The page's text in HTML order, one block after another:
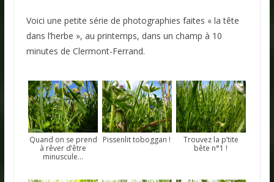
Voici une petite série de photographies faites « la tête
dans l’herbe », au printemps, dans un champ à 10
minutes de Clermont-Ferrand.
Quand on se prend
à rêver d’être
minuscule…
Pissenlit toboggan !
Trouvez la p’tite
bête n°1 !